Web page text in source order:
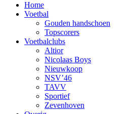
Home
Voetbal
Gouden handschoen
Topscorers
Voetbalclubs
Altior
Nicolaas Boys
Nieuwkoop
NSV’46
TAVV
Sportief
Zevenhoven